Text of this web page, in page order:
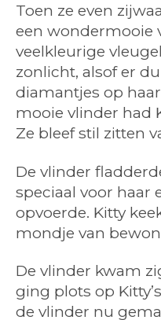
Toen ze even
een wondermooie
veelkleurige
zonlicht, alsof er
diamantjes op
mooie vlinder had
Ze bleef stil zitten
De vlinder
speciaal voor haar
opvoerde. Kitty
mondje van
De vlinder kwam
ging plots op
de vlinder nu